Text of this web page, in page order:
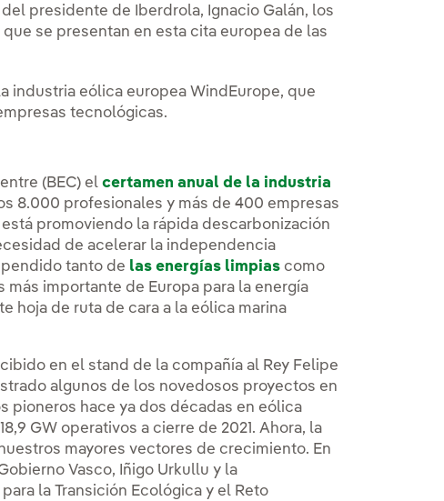
presidente de Iberdrola, Ignacio Galán, los
se presentan en esta cita europea de las
industria eólica europea WindEurope, que
tecnológicas.
(BEC) elcertamen anual de la industria
8.000 profesionales y más de 400 empresas
promoviendo la rápida descarbonización
de acelerar la independencia
tanto de las energías limpias como
importante de Europa para la energía
hoja de ruta de cara a la eólica marina
en el stand de la compañía al Rey Felipe
algunos de los novedosos proyectos en
pioneros hace ya dos décadas en eólica
GW operativos a cierre de 2021. Ahora, la
mayores vectores de crecimiento. En
Vasco, Iñigo Urkullu y la
la Transición Ecológica y el Reto